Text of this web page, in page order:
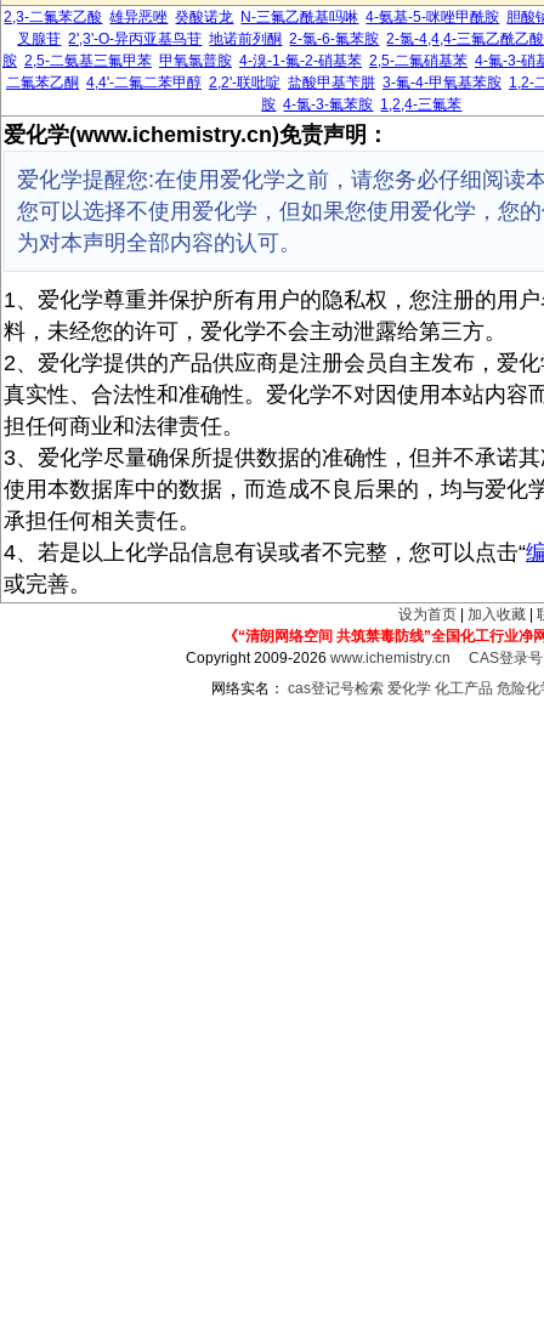
2,3-二氟苯乙酸 雄异恶唑 癸酸诺龙 N-三氟乙酰基吗啉 4-氨基-5-咪唑甲酰胺 胆酸
叉腺苷 2',3'-O-异丙亚基鸟苷 地诺前列酮 2-氯-6-氟苯胺 2-氯-4,4,4-三氟乙酰乙
胺 2,5-二氨基三氟甲苯 甲氧氯普胺 4-溴-1-氟-2-硝基苯 2,5-二氟硝基苯 4-氟-3-硝
二氟苯乙酮 4,4'-二氟二苯甲醇 2,2'-联吡啶 盐酸甲基苄肼 3-氟-4-甲氧基苯胺 1,2-
胺 4-氯-3-氟苯胺 1,2,4-三氟苯
爱化学(www.ichemistry.cn)免责声明：
爱化学提醒您:在使用爱化学之前，请您务必仔细阅读
您可以选择不使用爱化学，但如果您使用爱化学，您
为对本声明全部内容的认可。
1、爱化学尊重并保护所有用户的隐私权，您注册的用
料，未经您的许可，爱化学不会主动泄露给第三方。
2、爱化学提供的产品供应商是注册会员自主发布，爱
真实性、合法性和准确性。爱化学不对因使用本站内容
担任何商业和法律责任。
3、爱化学尽量确保所提供数据的准确性，但并不承诺
使用本数据库中的数据，而造成不良后果的，均与爱化
承担任何相关责任。
4、若是以上化学品信息有误或者不完整，您可以点击“
或完善。
设为首页 加入收藏
《“清朗网络空间 共筑禁毒防线”全国化工行业净
Copyright 2009-2026www.ichemistry.cn
CAS登录
网络实名： cas登记号检索 爱化学 化工产品 危险化